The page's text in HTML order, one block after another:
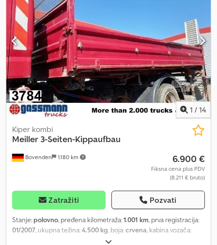
Informacije o dodatnoj opremi bez garancije, zadržavamo pravo
na izmene, prethodnu prodaju i greške! Cjdpfx Aqei Rn A Hjwoha
1 / 14
Bovenden 1.180 km
Kiper kombi
Meiller 3-Seiten-Kippaufbau
6.900 €
Fiksna cena plus PDV
(8.211 € bruto)
Zatražiti Pozvati
Stanje: polovno, pređena kilometraža:1.001 km, prva registracija:
01/2007 , ukupna težina:4.500 kg , boja:crvena , kabina vozača:
, dužina tovarnog prostora: